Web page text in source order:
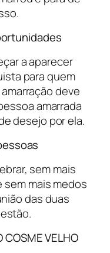
a aparecer
para quem
deve
amarrada
desejo por ela.
sem mais
sem mais medos
das duas
VELHO